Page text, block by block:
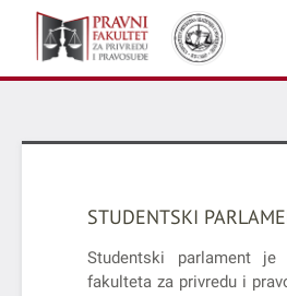
STUDENTSKI
Studentski parlament je
fakulteta za privredu i